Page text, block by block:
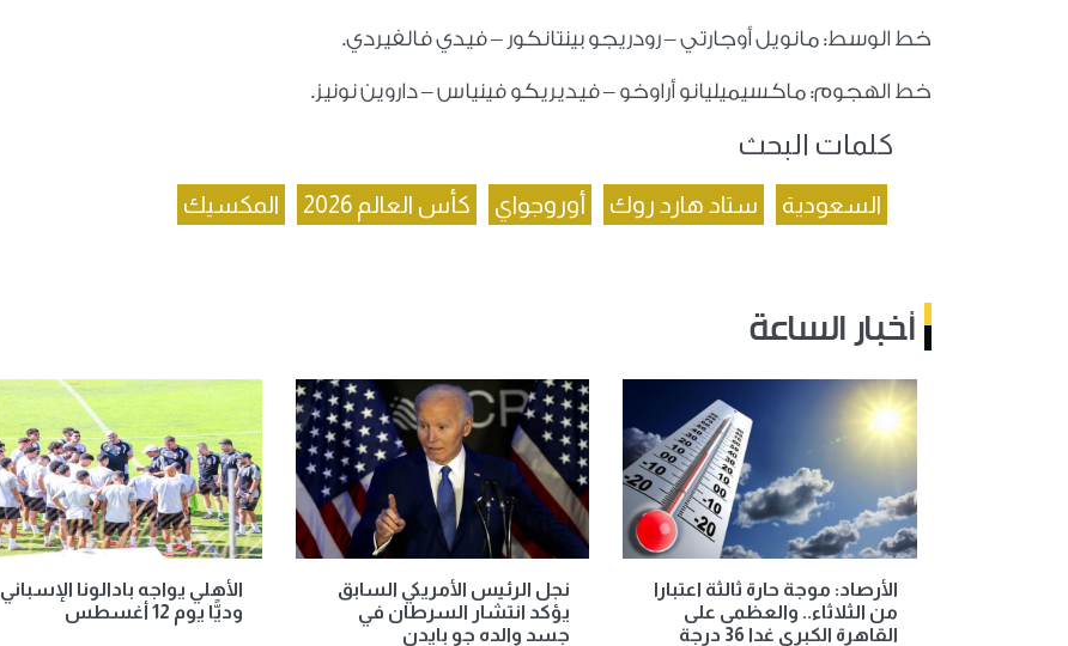
خط الوسط: مانويل أوجارتي – رودريجو بينتانكور – فيدي فالفيردي.
خط الهجوم: ماكسيميليانو أراوخو – فيديريكو فينياس – داروين نونيز.
كلمات البحث
السعودية ستاد هارد روك أوروجواي كأس العالم 2026 المكسيك
أخبار الساعة
الأرصاد: موجة حارة ثالثة اعتبارا
من الثلاثاء.. والعظمى على
القاهرة الكبرى غدا 36 درجة
نجل الرئيس الأمريكي السابق
يؤكد انتشار السرطان في
جسد والده جو بايدن
الأهلي يواجه بادالونا الإسباني
وديًّا يوم 12 أغسطس